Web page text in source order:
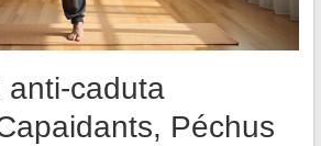
anti-caduta
Péchus